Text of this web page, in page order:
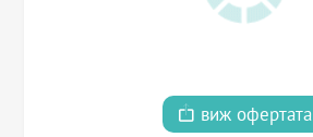
виж офертата